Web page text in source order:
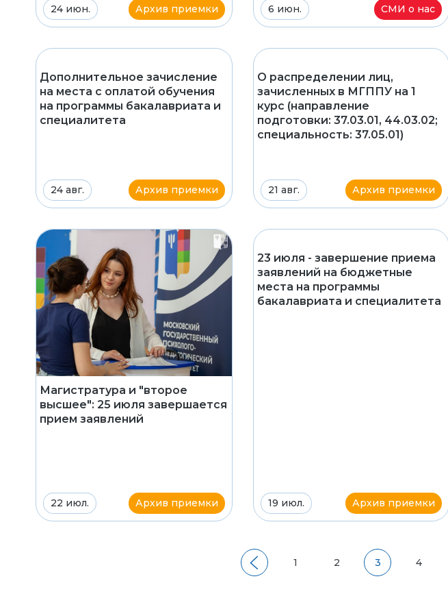
24 июн. Архив приемки 6 июн. СМИ о нас
Дополнительное зачисление
на места с оплатой обучения
на программы бакалавриата и
специалитета
24 авг. Архив приемки
О распределении лиц,
зачисленных в МГППУ на 1
курс (направление
подготовки: 37.03.01, 44.03.02;
специальность: 37.05.01)
21 авг. Архив приемки
Магистратура и "второе
высшее": 25 июля завершается
прием заявлений
22 июл. Архив приемки
23 июля - завершение приема
заявлений на бюджетные
места на программы
бакалавриата и специалитета
19 июл. Архив приемки
1 2 3 4